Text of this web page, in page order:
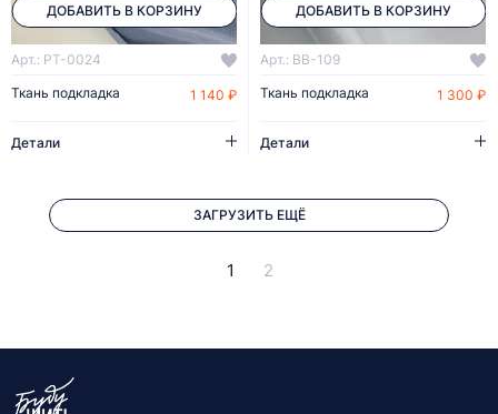
ДОБАВИТЬ В КОРЗИНУ
Арт.: PT-0024
Ткань подкладка
1 140 ₽
Детали
ДОБАВИТЬ В КОРЗИНУ
Арт.: BB-109
Ткань подкладка
1 300 ₽
Детали
ЗАГРУЗИТЬ ЕЩЁ
1 2